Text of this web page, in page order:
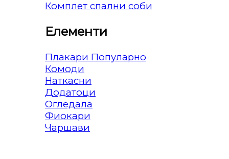
Комплет спални соби
Елементи
Плакари
Комоди
Наткасни
Додатоци
Огледала
Фиокари
Чаршави